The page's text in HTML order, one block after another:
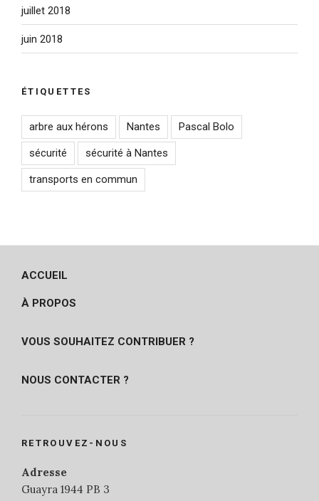
juillet 2018
juin 2018
ÉTIQUETTES
arbre aux hérons Nantes Pascal Bolo
sécurité sécurité à Nantes
transports en commun
ACCUEIL
À PROPOS
VOUS SOUHAITEZ CONTRIBUER ?
NOUS CONTACTER ?
RETROUVEZ-NOUS
Adresse
Guayra 1944 PB 3